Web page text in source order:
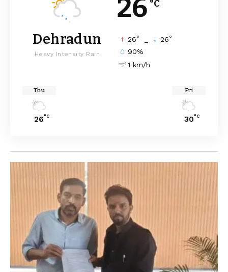
26 °C
Dehradun
Heavy Intensity Rain
26° 26°
90%
1 km/h
Thu
26°C
Fri
30°C